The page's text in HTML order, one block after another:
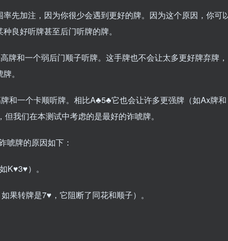
先加注，因为你很少会遇到更好的牌。因为这个原因，你可
良好听牌甚至后门听牌的牌。
和一个弱后门顺子听牌。这手牌也不会让太多更好牌弃牌，
。
和一个卡顺听牌。相比A♣5♣它也会让许多更强牌（如Ax牌和
我们在本测试中考虑的是最好的诈唬牌。
唬牌的原因如下：
K♥3♥）。
果转牌是7♥，它阻断了同花和顺子）。